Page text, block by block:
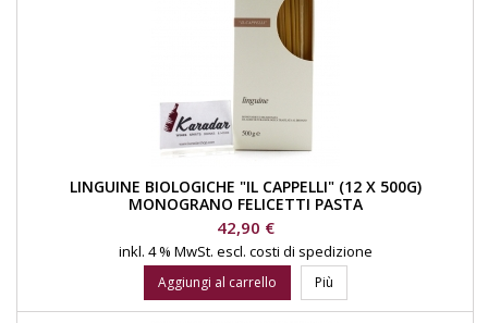
LINGUINE BIOLOGICHE "IL CAPPELLI" (12 X 500G)
MONOGRANO FELICETTI PASTA
Prezzo
42,90 €
inkl. 4 % MwSt. escl. costi di spedizione
Aggiungi al carrello Più